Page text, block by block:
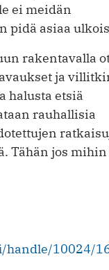
ei meidän
pidä asiaa
rakentavalla
ja
halusta etsiä
rauhallisia
Tähän jos mihin
handle/10024/